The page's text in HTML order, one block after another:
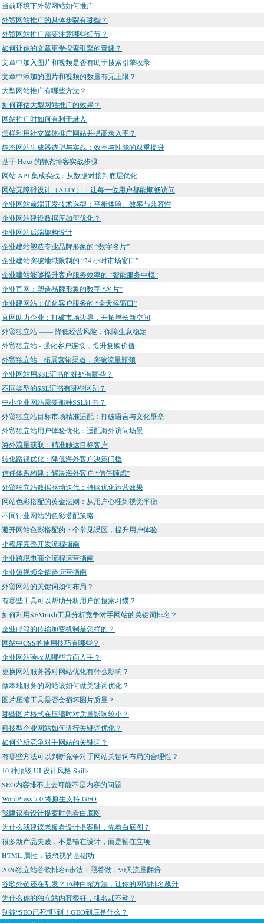
当前环境下外贸网站如何推广
外贸网站推广的具体步骤有哪些？
外贸网站推广需要注意哪些细节？
如何让你的文章更受搜索引擎的青睐？
文章中加入图片和视频是否有助于搜索引擎收录
文章中添加的图片和视频的数量有无上限？
大型网站推广有哪些方法？
如何评估大型网站推广的效果？
网站推广时如何有利于录入
怎样利用社交媒体推广网站并提高录入率？
静态网站生成器选型与实战：效率与性能的双重提升
基于 Hexo 的静态博客实战步骤
网站 API 集成实战：从数据对接到底层优化
网站无障碍设计（A11Y）：让每一位用户都能顺畅访问
企业网站前端开发技术选型：平衡体验、效率与兼容性
企业网站建设数据库如何优化？
企业网站后端架构设计
企业建站塑造专业品牌形象的 “数字名片”
企业建站突破地域限制的 “24 小时市场窗口”
企业建站能够提升客户服务效率的 “智能服务中枢”
企业官网：塑造品牌形象的数字 “名片”​
企业建网站：优化客户服务的 “全天候窗口”
官网助力企业：打破市场边界，开拓增长新空间
外贸独立站 —— 降低经营风险，保障生意稳定
外贸独立站 - 强化客户连接，提升复购价值
外贸独立站 --拓展营销渠道，突破流量瓶颈
企业网站用SSL证书的好处有哪些？
不同类型的SSL证书有哪些区别？
中小企业网站需要那种SSL证书？
外贸独立站目标市场精准适配：打破语言与文化壁垒
外贸独立站用户体验优化：适配海外访问场景
海外流量获取：精准触达目标客户
转化路径优化：降低海外客户决策门槛
信任体系构建：解决海外客户 “信任顾虑”
外贸独立站数据驱动迭代：持续优化运营效果
网站色彩搭配的黄金法则：从用户心理到视觉平衡
不同行业网站的色彩搭配策略
避开网站色彩搭配的 5 个常见误区，提升用户体验
小程序完整开发流程指南
企业跨境电商全流程运营指南
企业短视频全链路运营指南
外贸网站的关键词如何布局？
有哪些工具可以帮助分析用户的搜索习惯？
如何利用SEMrush工具分析竞争对手网站的关键词排名？
企业邮箱的传输加密机制是怎样的？
网站中CSS的使用技巧有哪些？
企业网站验收从哪些方面入手？
更换网站服务器对网站优化有什么影响？
做本地服务的网站该如何做关键词优化？
图片压缩工具是否会损坏图片质量？
哪些图片格式在压缩时对质量影响较小？
科技型企业网站如何进行关键词优化？
如何分析竞争对手网站的关键词？
有哪些方法可以判断竞争对手网站关键词布局的合理性？
10 种顶级 UI 设计风格 Skills
SEO内容排不上去可能不是内容的问题
WordPress 7.0 将原生支持 GEO
我建议看设计提案时先看白底图
为什么我建议老板看设计提案时，先看白底图？
很多新产品失败，不是输在设计，而是输在立项
HTML 属性：被忽视的基础功
2026独立站谷歌排名6步法：照着做，90天流量翻倍
谷歌外链还在乱发？16种白帽方法，让你的网站排名飙升
为什么你的独立站内容很好，排名却不动？
别被“SEO已死”吓到！GEO到底是什么？